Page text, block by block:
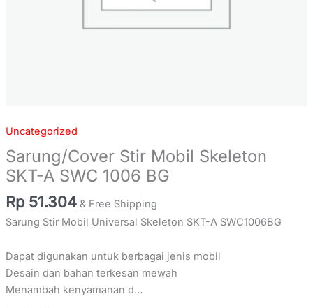
Uncategorized
Sarung/Cover Stir Mobil Skeleton
SKT-A SWC 1006 BG
Rp 51.304 & Free Shipping
Sarung Stir Mobil Universal Skeleton SKT-A SWC1006BG
Dapat digunakan untuk berbagai jenis mobil
Desain dan bahan terkesan mewah
Menambah kenyamanan d…